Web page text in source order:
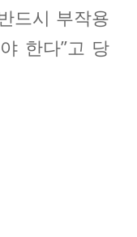
드시 부작용
한다”고 당